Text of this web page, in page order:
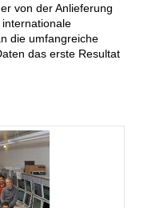
von der Anlieferung
die umfangreiche
das erste Resultat